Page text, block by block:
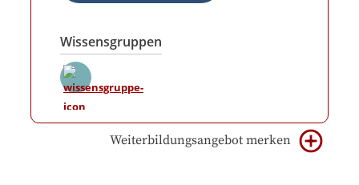
Wissensgruppen
Weiterbildungsangebot merken